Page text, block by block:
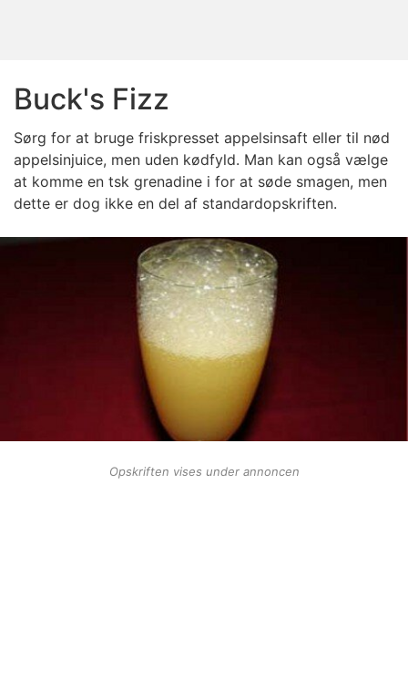
Buck's Fizz
Sørg for at bruge friskpresset appelsinsaft eller til nød
appelsinjuice, men uden kødfyld. Man kan også vælge
at komme en tsk grenadine i for at søde smagen, men
dette er dog ikke en del af standardopskriften.
Opskriften vises under annoncen